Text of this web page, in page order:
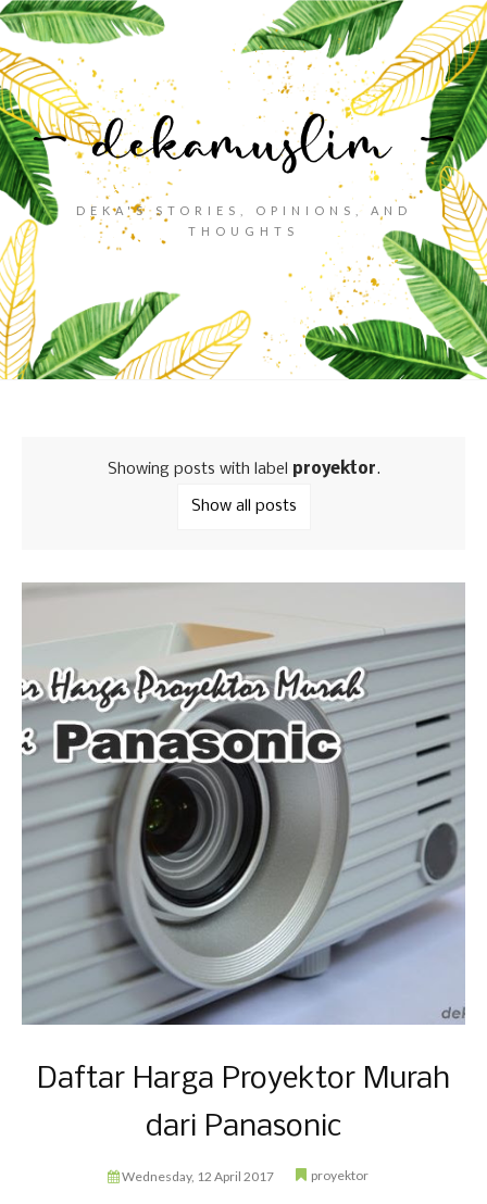
DEKA'S STORIES, OPINIONS, AND
THOUGHTS
Showing posts with label proyektor.
Show all posts
Daftar Harga Proyektor Murah
dari Panasonic
Wednesday, 12 April 2017 proyektor